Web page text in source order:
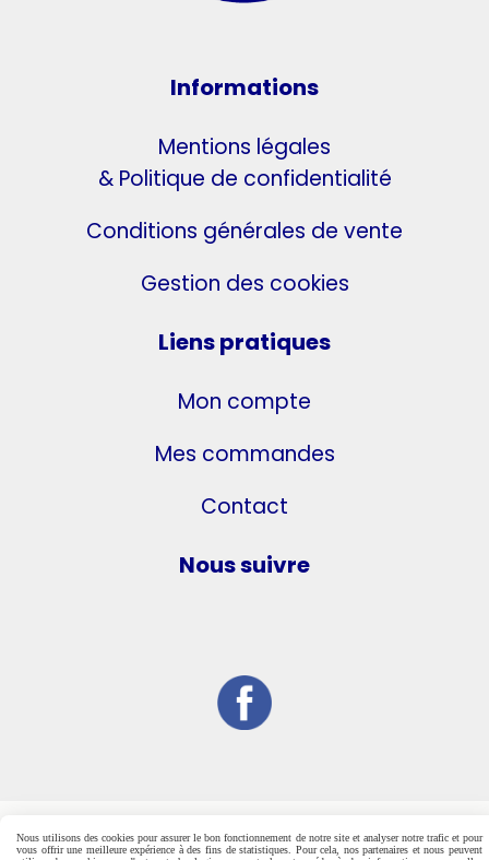
Informations
Mentions légales
& Politique de confidentialité
Conditions générales de vente
Gestion des cookies
Liens pratiques
Mon compte
Mes commandes
Contact
Nous suivre
Nous utilisons des cookies pour assurer le bon fonctionnement de notre site et analyser notre trafic et pour
vous offrir une meilleure expérience à des fins de statistiques. Pour cela, nos partenaires et nous peuvent